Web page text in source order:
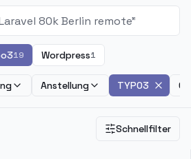
19 Wordpress1
Anstellung TYPO3
Schnellfilter